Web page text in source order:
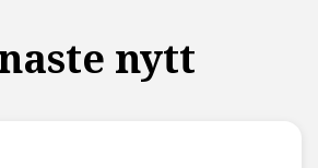
nytt